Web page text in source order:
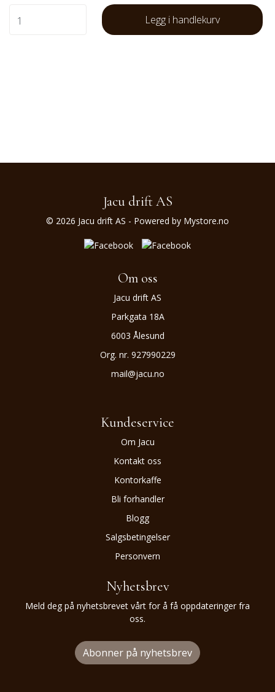
Legg i handlekurv
Jacu drift AS
© 2026 Jacu drift AS - Powered by Mystore.no
Om oss
Jacu drift AS
Parkgata 18A
6003 Ålesund
Org. nr. 927990229
mail@jacu.no
Kundeservice
Om Jacu
Kontakt oss
Kontorkaffe
Bli forhandler
Blogg
Salgsbetingelser
Personvern
Nyhetsbrev
Meld deg på nyhetsbrevet vårt for å få oppdateringer fra
oss.
Abonner på nyhetsbrev